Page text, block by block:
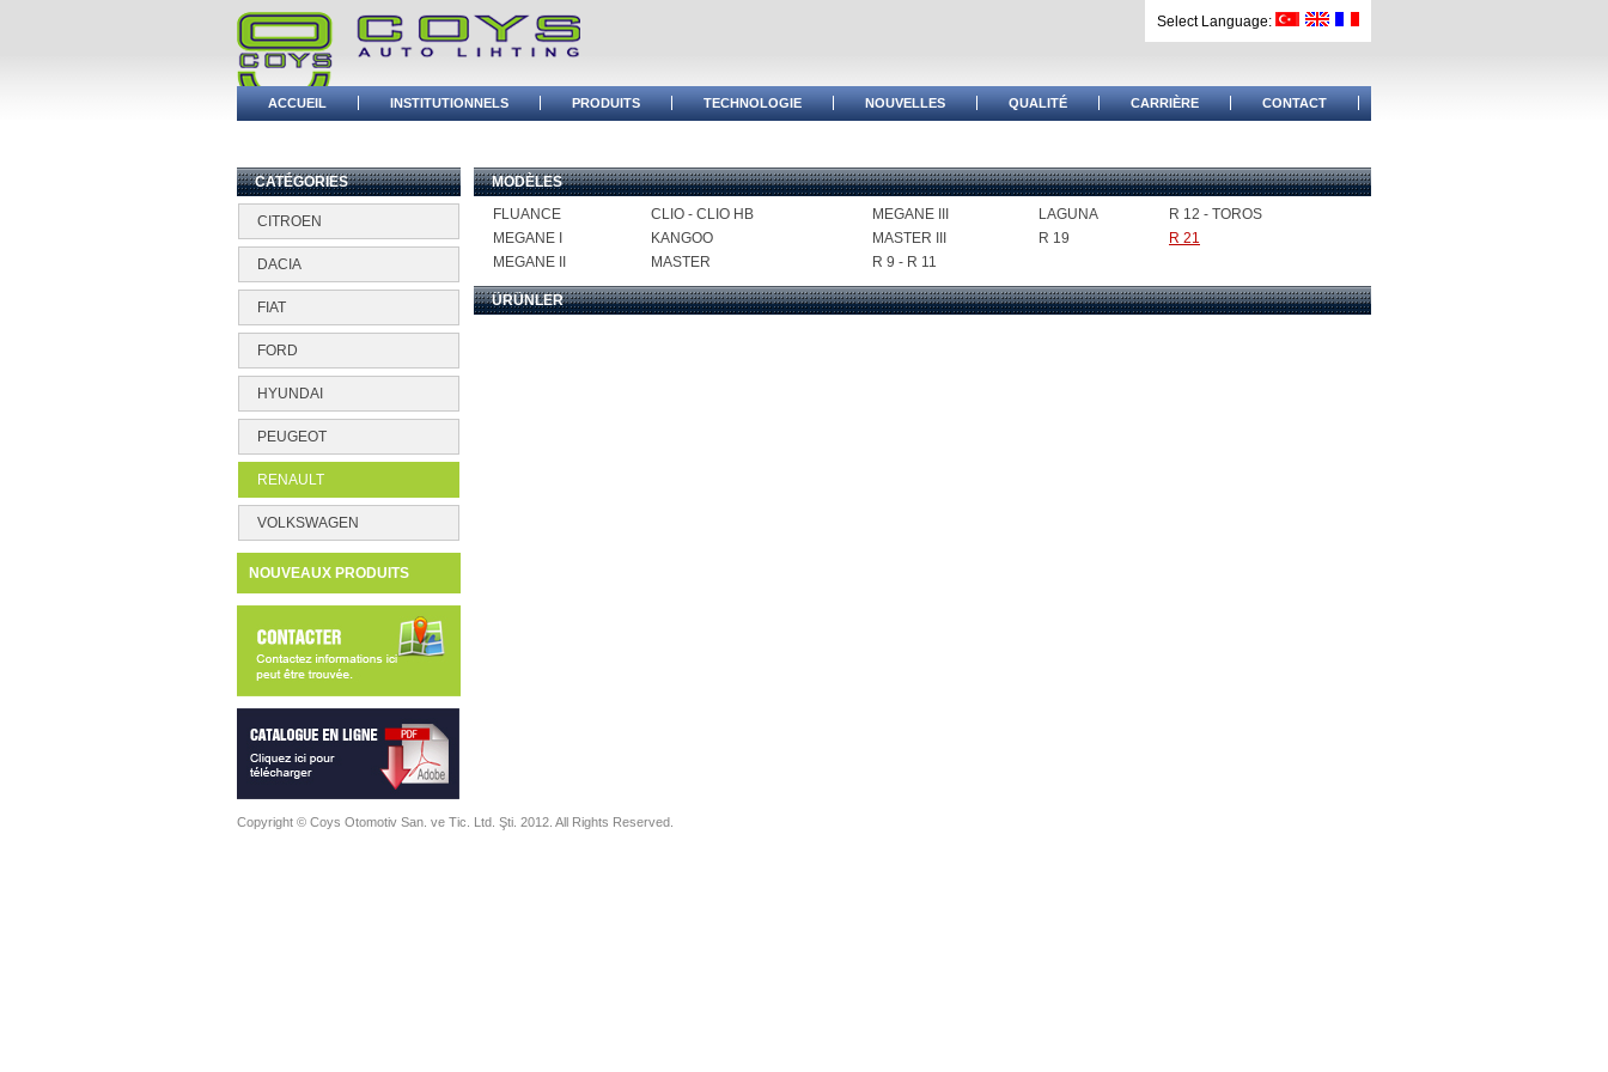
Select Language:
ACCUEIL INSTITUTIONNELS PRODUITS TECHNOLOGIE NOUVELLES QUALITÉ CARRIÈRE CONTACT
CATÉGORIES
CITROEN
DACIA
FIAT
FORD
HYUNDAI
PEUGEOT
RENAULT
VOLKSWAGEN
NOUVEAUX PRODUITS
MODÈLES
FLUANCE
CLIO - CLIO HB MEGANE III LAGUNA
R 12 - TOROS
MEGANE I
KANGOO MASTER III R 19
R 21
MEGANE II
MASTER R 9 - R 11
ÜRÜNLER
Copyright © Coys Otomotiv San. ve Tic. Ltd. Şti. 2012. All Rights Reserved.